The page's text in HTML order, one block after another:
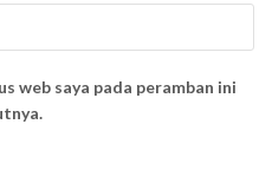
web saya pada peramban ini